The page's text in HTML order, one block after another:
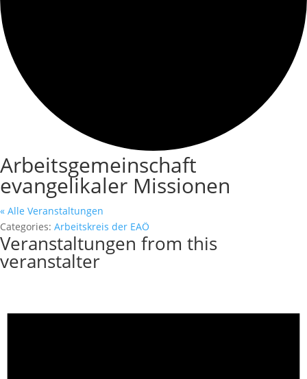
Arbeitsgemeinschaft
evangelikaler Missionen
« Alle Veranstaltungen
Categories: Arbeitskreis der EAÖ
Veranstaltungen from this
veranstalter